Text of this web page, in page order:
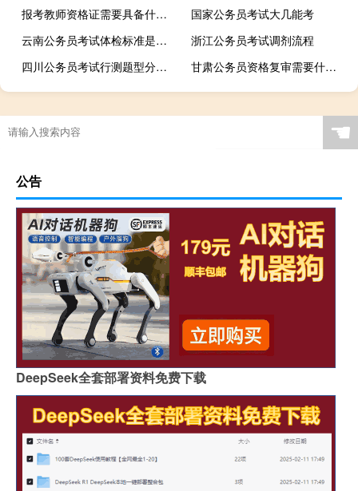
报考教师资格证需要具备什么条件
国家公务员考试大几能考
云南公务员考试体检标准是什么
浙江公务员考试调剂流程
四川公务员考试行测题型分布和分值
甘肃公务员资格复审需要什么材料
☚
公告
DeepSeek全套部署资料免费下载